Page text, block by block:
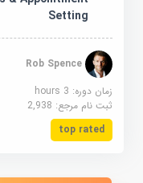
Setting
Rob Spence
زمان دوره: 3 hours
ثبت نام مرجع:2,938
top rated